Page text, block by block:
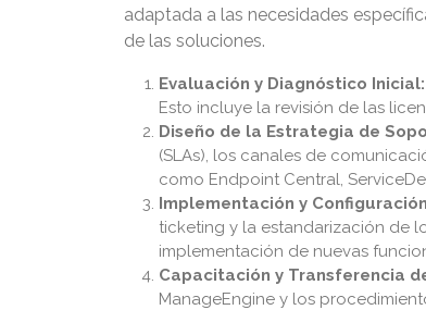
adaptada a las necesidades
de las soluciones.
Evaluación y Diagnóstico Inicial:
Esto incluye la revisión de las
Diseño de la Estrategia de
(SLAs), los canales de
como Endpoint Central,
Implementación y
ticketing y la estandarización de
implementación de nuevas
Capacitación y Transferencia
ManageEngine y los